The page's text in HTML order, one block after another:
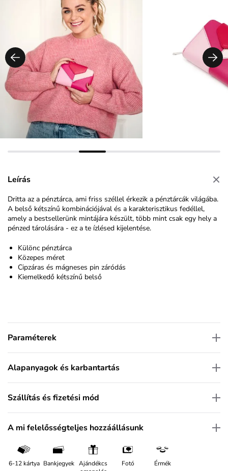
Leírás
Dritta az a pénztárca, ami friss széllel érkezik a pénztárcák világába.
A belső kétszínű kombinációjával és a karakterisztikus fedéllel,
amely a bestsellerünk mintájára készült, több mint csak egy hely a
pénzed tárolására - ez a te ízlésed kijelentése.
Különc pénztárca
Közepes méret
Cipzáras és mágneses pin záródás
Kiemelkedő kétszínű belső
Paraméterek
Alapanyagok és karbantartás
Szállítás és fizetési mód
A mi felelősségteljes hozzáállásunk
6-12 kártya Bankjegyek Ajándékcs
Fotó Érmék